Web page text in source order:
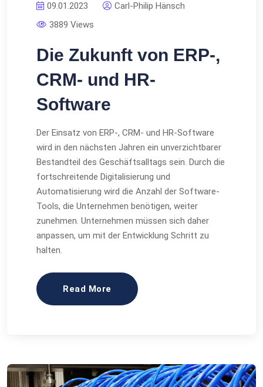
09.01.2023
Carl-Philip Hänsch
3889 Views
Die Zukunft von ERP-,
CRM- und HR-
Software
Der Einsatz von ERP-, CRM- und HR-Software
wird in den nächsten Jahren ein unverzichtbarer
Bestandteil des Geschäftsalltags sein. Durch die
fortschreitende Digitalisierung und
Automatisierung wird die Anzahl der Software-
Tools, die Unternehmen benötigen, weiter
zunehmen. Unternehmen müssen sich daher
anpassen, um mit der Entwicklung Schritt zu
halten.
Read More